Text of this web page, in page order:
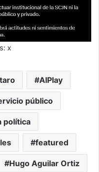
x
AIPlay
público
política
featured
Hugo Aguilar Ortiz